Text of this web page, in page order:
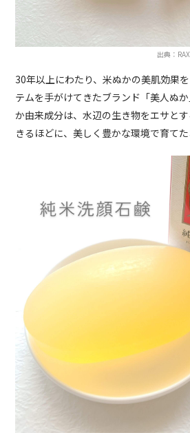
出典：
30年以上にわたり、米ぬかの美肌効果
テムを手がけてきたブランド「美人ぬ
か由来成分は、水辺の生き物をエサと
きるほどに、美しく豊かな環境で育てた